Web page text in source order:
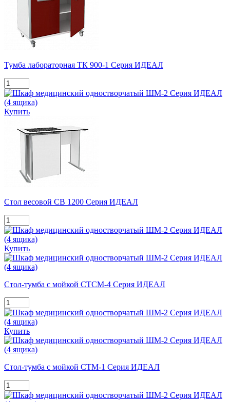
Тумба лабораторная ТК 900-1 Серия ИДЕАЛ
Купить
Стол весовой СВ 1200 Серия ИДЕАЛ
Купить
Стол-тумба с мойкой СТСМ-4 Серия ИДЕАЛ
Купить
Стол-тумба с мойкой СТМ-1 Серия ИДЕАЛ